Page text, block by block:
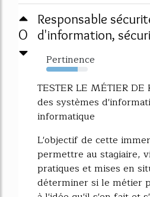
0
Responsable
d'information,
Pertinence
76%
TESTER LE MÉTIER
des systèmes
informatique
L'objectif de cette
permettre au stagiaire,
pratiques et mises en
déterminer si le métier